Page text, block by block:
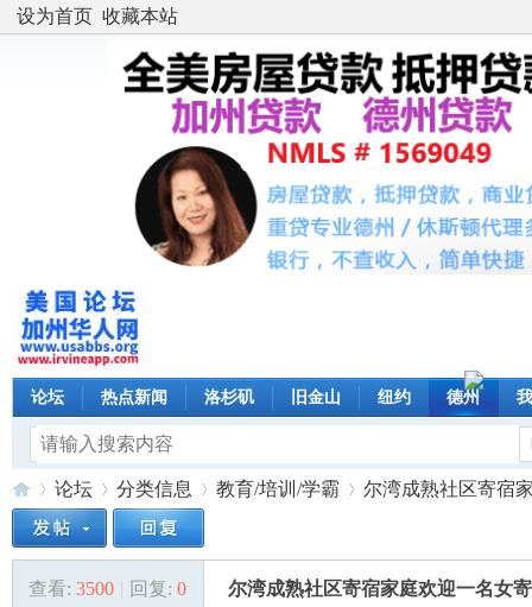
设为首页 收藏本站
论坛 热点新闻 洛杉矶 旧金山 纽约 德州
美»
论坛
›
分类信息 教育/培训/学霸
›
尔湾成熟社区寄宿
查看: 3500 | 回复: 0 尔湾成熟社区寄宿家庭欢迎一名女